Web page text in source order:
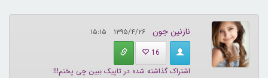
نازنین جون
۱۳۹۵/۴/۲۶ ۱۵:۱۵
16
اشتراک گذاشته شده در تاپیک ببین چی پختم!!!